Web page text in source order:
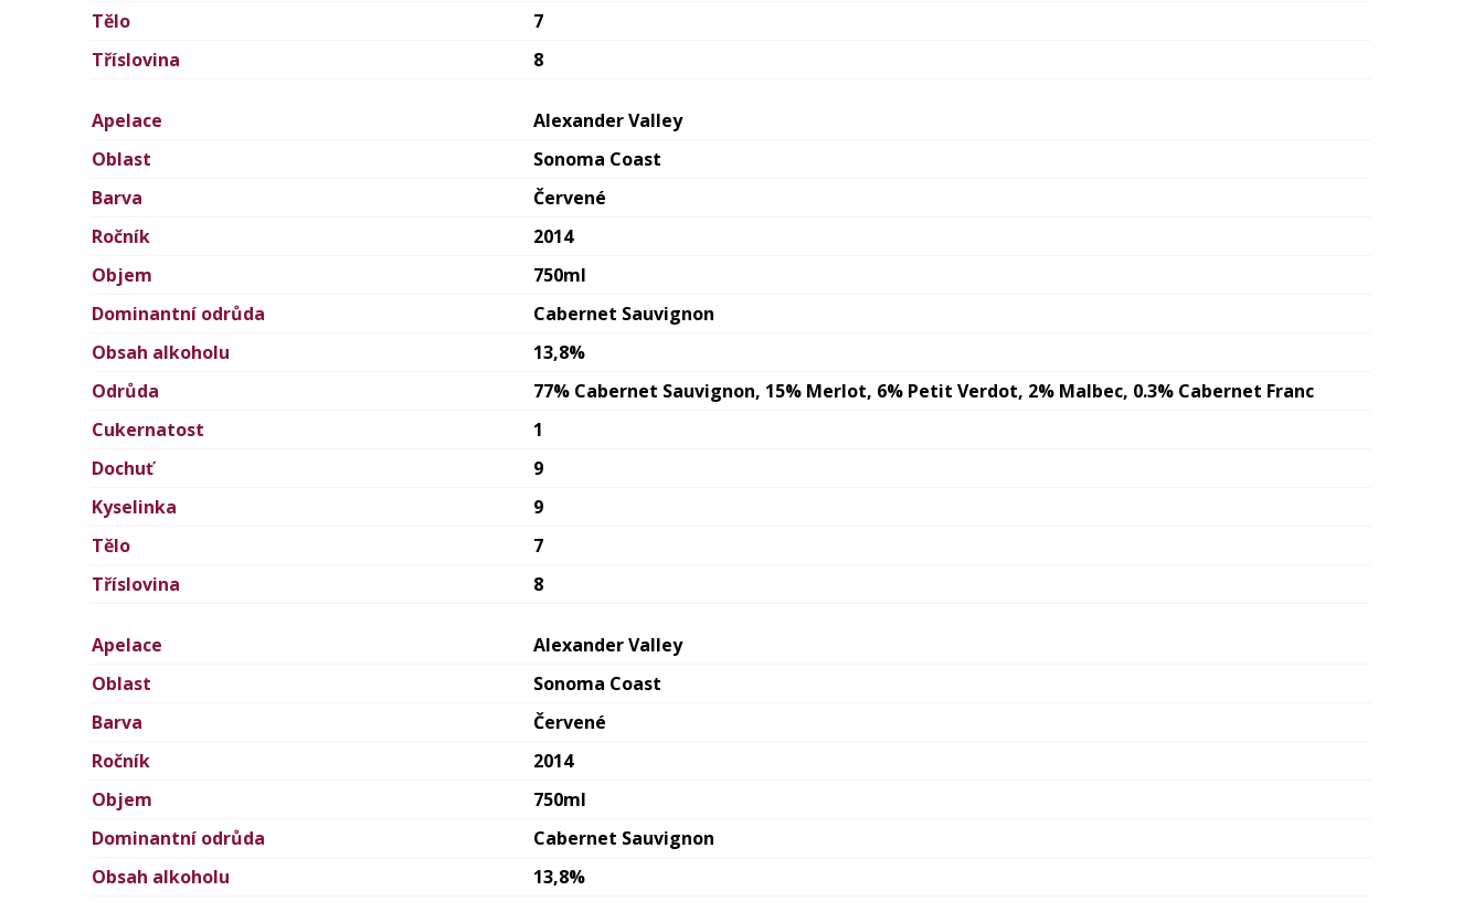
Tělo
7
Tříslovina
8
Apelace
Alexander Valley
Oblast
Sonoma Coast
Barva
Červené
Ročník
2014
Objem
750ml
Dominantní odrůda
Cabernet Sauvignon
Obsah alkoholu
13,8%
Odrůda
77% Cabernet Sauvignon, 15% Merlot, 6% Petit Verdot, 2% Malbec, 0.3% Cabernet Franc
Cukernatost
1
Dochuť
9
Kyselinka
9
Tělo
7
Tříslovina
8
Apelace
Alexander Valley
Oblast
Sonoma Coast
Barva
Červené
Ročník
2014
Objem
750ml
Dominantní odrůda
Cabernet Sauvignon
Obsah alkoholu
13,8%